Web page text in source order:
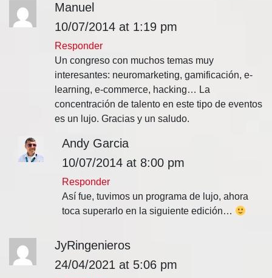
Manuel
10/07/2014 at 1:19 pm
Responder
Un congreso con muchos temas muy
interesantes: neuromarketing, gamificación, e-
learning, e-commerce, hacking… La
concentración de talento en este tipo de eventos
es un lujo. Gracias y un saludo.
Andy Garcia
10/07/2014 at 8:00 pm
Responder
Así fue, tuvimos un programa de lujo, ahora
toca superarlo en la siguiente edición…
JyRingenieros
24/04/2021 at 5:06 pm